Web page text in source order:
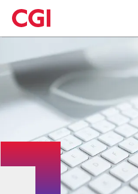
Skip
to
main